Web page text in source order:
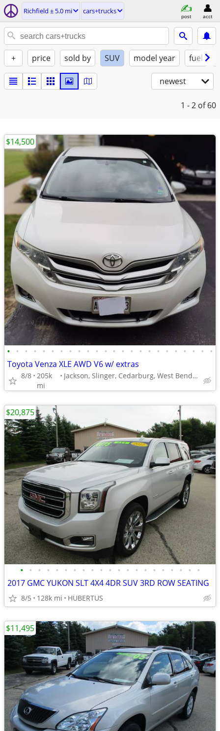
Richfield ± 5.0 mi cars+trucks
post acct
+ price sold by SUV model year fuel
newest
1 - 2 of 60
• • • • • • • • • • • • • • • • • • • • • • • •
Toyota Venza XLE AWD V6 w/ extras
8/8 205k
mi
Jackson, Slinger, Cedarburg, West Bend, falls, etc
$14,500
• • • • • • • • • • • • • • • • • • • • •
2017 GMC YUKON SLT 4X4 4DR SUV 3RD ROW SEATING
8/5 128k mi HUBERTUS
$20,875
$11,495